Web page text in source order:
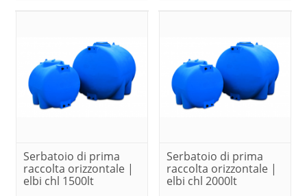
Serbatoio di prima
raccolta orizzontale |
elbi chl 1500lt
Serbatoio di prima
raccolta orizzontale |
elbi chl 2000lt